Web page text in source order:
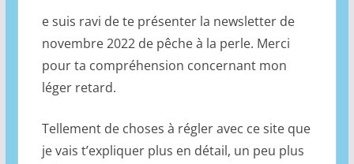
e suis ravi de te présenter la newsletter de
novembre 2022 de pêche à la perle. Merci
pour ta compréhension concernant mon
léger retard.
Tellement de choses à régler avec ce site que
je vais t’expliquer plus en détail, un peu plus